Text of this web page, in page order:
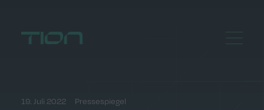
Home Menu
19. Juli 2022 Pressespiegel